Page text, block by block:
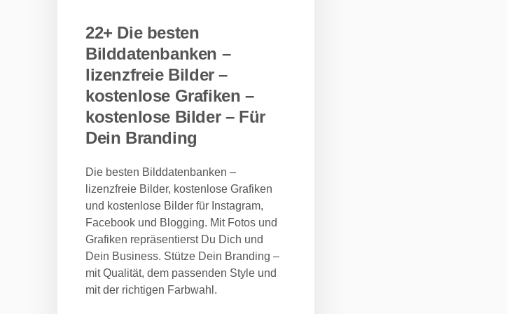
22+ Die besten
Bilddatenbanken –
lizenzfreie Bilder –
kostenlose Grafiken –
kostenlose Bilder – Für
Dein Branding
Die besten Bilddatenbanken –
lizenzfreie Bilder, kostenlose Grafiken
und kostenlose Bilder für Instagram,
Facebook und Blogging. Mit Fotos und
Grafiken repräsentierst Du Dich und
Dein Business. Stütze Dein Branding –
mit Qualität, dem passenden Style und
mit der richtigen Farbwahl.